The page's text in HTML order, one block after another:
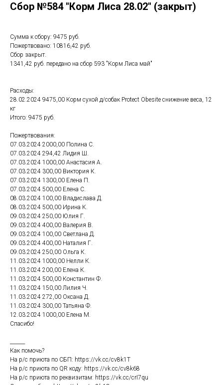
Сбор №584 "Корм Лиса 28.02" (закрыт)
Сумма к сбору: 9475 руб.
Пожертвовано: 10816,42 руб.
Сбор закрыт.
1341,42 руб. передано на сбор 593 "Корм Лиса май"
Расходы:
28.02.2024 9475,00 Корм сухой д/собак Protect Obesite снижение веса, 12
кг
Итого: 9475 руб.
Пожертвования:
07.03.2024 2000,00 Полина С.
07.03.2024 294,42 Лидия Ш.
07.03.2024 1000,00 Анастасия А.
07.03.2024 300,00 Виктория К.
07.03.2024 1300,00 Елена П.
07.03.2024 500,00 Елена С.
08.03.2024 100,00 Владислава Д.
08.03.2024 500,00 Ирина К.
09.03.2024 250,00 Юлия Г.
09.03.2024 400,00 Валерия В.
09.03.2024 100,00 Светлана Д.
09.03.2024 400,00 Наталия Г.
09.03.2024 250,00 Ольга К.
11.03.2024 1000,00 Нелли К.
11.03.2024 200,00 Елена К.
11.03.2024 500,00 Константин Ф.
11.03.2024 150,00 Лилия Ч.
11.03.2024 272,00 Оксана Д.
11.03.2024 300,00 Татьяна Ф.
12.03.2024 1000,00 Елена М.
Спасибо!
Как помочь?
На р/с приюта по СБП: https://vk.cc/cv8k1T
На р/с приюта по QR коду: https://vk.cc/cv8k68
На р/с приюта по реквизитам: https://vk.cc/crI7qu